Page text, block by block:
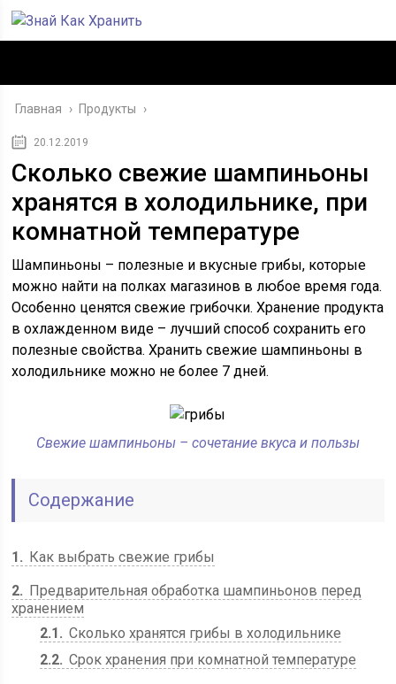
Главная › Продукты ›
20.12.2019
Сколько свежие шампиньоны
хранятся в холодильнике, при
комнатной температуре
Шампиньоны – полезные и вкусные грибы, которые
можно найти на полках магазинов в любое время года.
Особенно ценятся свежие грибочки. Хранение продукта
в охлажденном виде – лучший способ сохранить его
полезные свойства. Хранить свежие шампиньоны в
холодильнике можно не более 7 дней.
Свежие шампиньоны – сочетание вкуса и пользы
Содержание
1
Как выбрать свежие грибы
2
Предварительная обработка шампиньонов перед
хранением
2.1
Сколько хранятся грибы в холодильнике
2.2 Срок хранения при комнатной температуре